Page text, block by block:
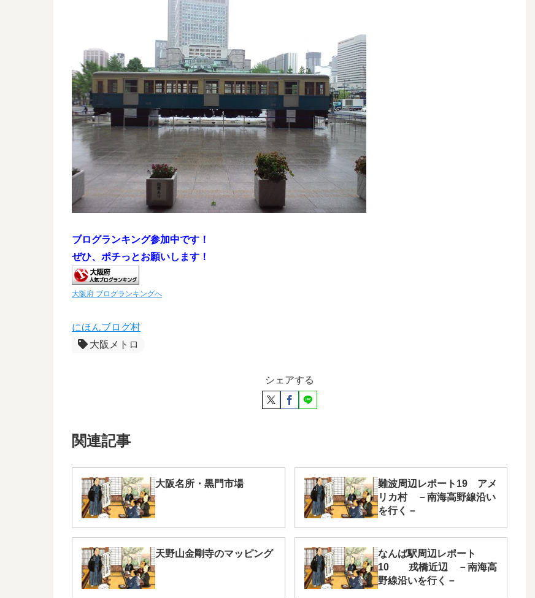
ブログランキング参加中です！
ぜひ、ポチっとお願いします！
大阪府 ブログランキングへ
にほんブログ村
大阪メトロ
シェアする
関連記事
大阪名所・黒門市場
難波周辺レポート19 アメ
リカ村 －南海高野線沿い
を行く－
天野山金剛寺のマッピング
なんば駅周辺レポート
10 戎橋近辺 －南海高
野線沿いを行く－